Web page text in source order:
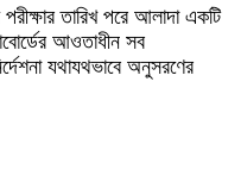
তারিখ পরে আলাদা একটি
আওতাধীন সব
যথাযথভাবে অনুসরণের